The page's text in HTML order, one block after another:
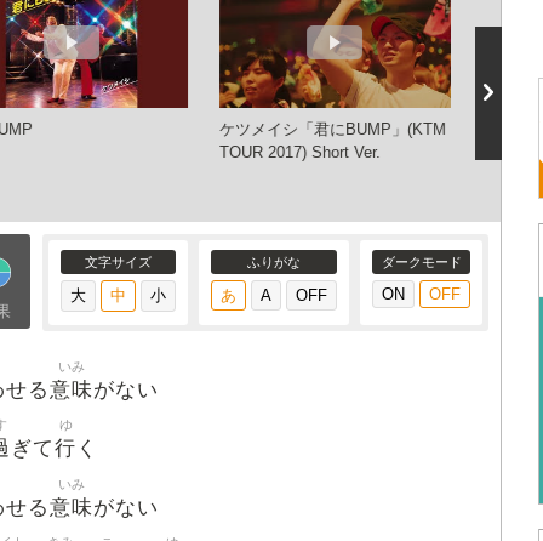
ケツメイシ「君にBUMP」(KTM
TOUR 2017) Short Ver.
ケツメ
文字サイズ ふりがな ダークモード
せる意味
いみ
がない
ぎて行
ゆ
く
せる意味
いみ
がない